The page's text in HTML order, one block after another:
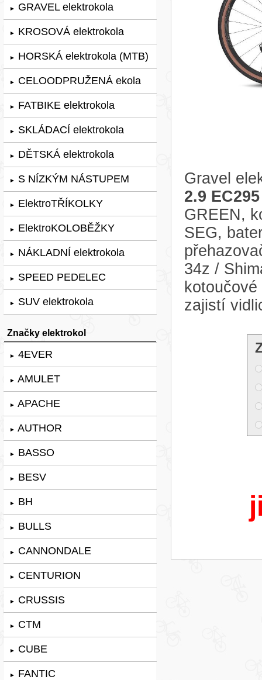
► GRAVEL elektrokola
► KROSOVÁ elektrokola
► HORSKÁ elektrokola (MTB)
► CELOODPRUŽENÁ ekola
► FATBIKE elektrokola
► SKLÁDACÍ elektrokola
► DĚTSKÁ elektrokola
► S NÍZKÝM NÁSTUPEM
► ElektroTŘÍKOLKY
► ElektroKOLOBĚŽKY
► NÁKLADNÍ elektrokola
► SPEED PEDELEC
► SUV elektrokola
Značky elektrokol
► 4EVER
► AMULET
► APACHE
► AUTHOR
► BASSO
► BESV
► BH
► BULLS
► CANNONDALE
► CENTURION
► CRUSSIS
► CTM
► CUBE
► FANTIC
Gravel
2.9
GREEN,
SEG,
34z /
zajistí